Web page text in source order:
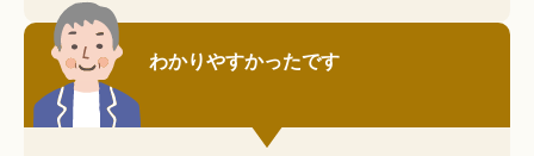
わかりやすかったです